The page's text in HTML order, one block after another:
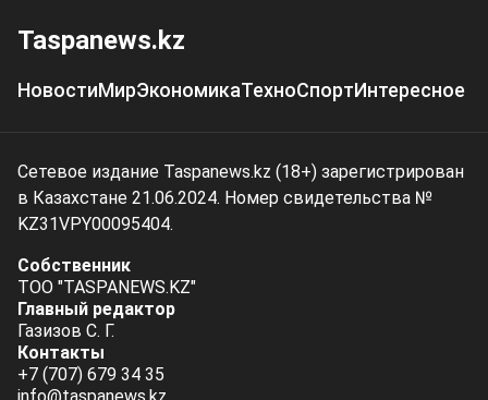
Taspanews.kz
НовостиМирЭкономикаТехноСпортИнтересное
Сетевое издание Taspanews.kz (18+) зарегистрирован
в Казахстане 21.06.2024. Номер свидетельства №
KZ31VPY00095404.
Собственник
ТОО "TASPANEWS.KZ"
Главный редактор
Газизов С. Г.
Контакты
+7 (707) 679 34 35